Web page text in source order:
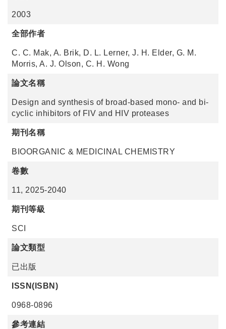
2003
全部作者
C. C. Mak, A. Brik, D. L. Lerner, J. H. Elder, G. M.
Morris, A. J. Olson, C. H. Wong
論文名稱
Design and synthesis of broad-based mono- and bi-
cyclic inhibitors of FIV and HIV proteases
期刊名稱
BIOORGANIC & MEDICINAL CHEMISTRY
卷數
11, 2025-2040
期刊等級
SCI
論文類型
已出版
ISSN(ISBN)
0968-0896
參考連結